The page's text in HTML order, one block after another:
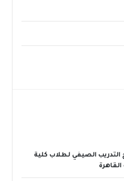
الصيفي لطلاب كلية